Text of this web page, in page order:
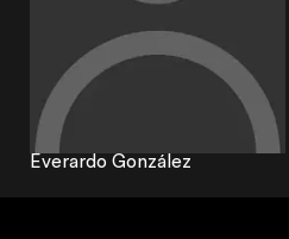
Everardo González